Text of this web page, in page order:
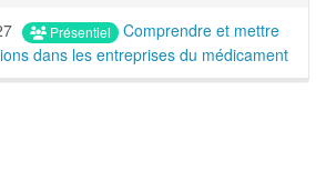
Présentiel
Comprendre et mettre
dans les entreprises du médicament